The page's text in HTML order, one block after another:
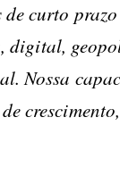
curto
digital,
Nossa